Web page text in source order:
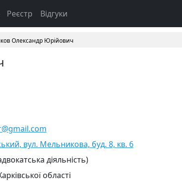
Реєстр Відгуки
Олександр Юрійович
вул. Мельникова, буд. 8, кв. 6
діяльність)
області